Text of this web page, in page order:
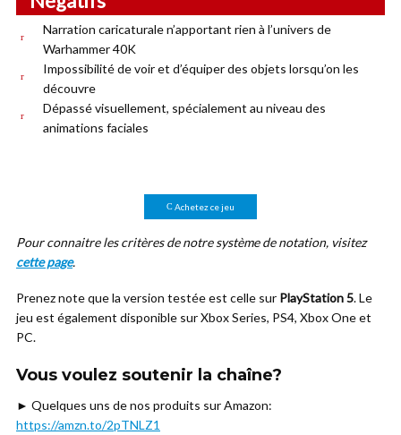
Narration caricaturale n’apportant rien à l’univers de
Warhammer 40K
Impossibilité de voir et d’équiper des objets lorsqu’on les
découvre
Dépassé visuellement, spécialement au niveau des
animations faciales
Achetez ce jeu
Pour connaitre les critères de notre système de notation, visitez
cette page.
Prenez note que la version testée est celle sur PlayStation 5. Le
jeu est également disponible sur Xbox Series, PS4, Xbox One et
PC.
Vous voulez soutenir la chaîne?
► Quelques uns de nos produits sur Amazon:
https://amzn.to/2pTNLZ1